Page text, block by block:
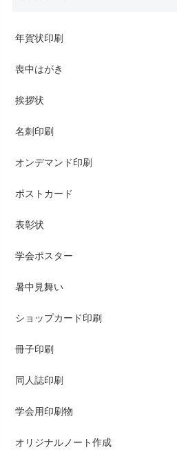
年賀状印刷
喪中はがき
挨拶状
名刺印刷
オンデマンド印刷
ポストカード
表彰状
学会ポスター
暑中見舞い
ショップカード印刷
冊子印刷
同人誌印刷
学会用印刷物
オリジナルノート作成